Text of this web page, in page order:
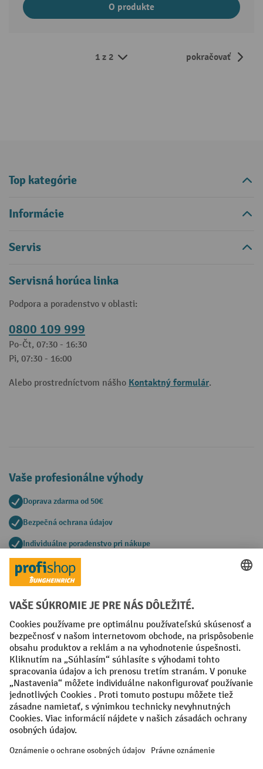
O produkte
1 z 2 pokračovať
Top kategórie
Informácie
Servis
Servisná horúca linka
Podpora a poradenstvo v oblasti:
0800 109 999
Po-Čt, 07:30 - 16:30
Pi, 07:30 - 16:00
Alebo prostredníctvom nášho Kontaktný formulár.
Vaše profesionálne výhody
Doprava zdarma od 50€
Bezpečná ochrana údajov
Individuálne poradenstvo pri nákupe
Spôsoby platby
Faktúra Predplatba
Sociálne siete
Facebook
YouTube
LinkedIn
Nastavenia ochrany osobných údajov